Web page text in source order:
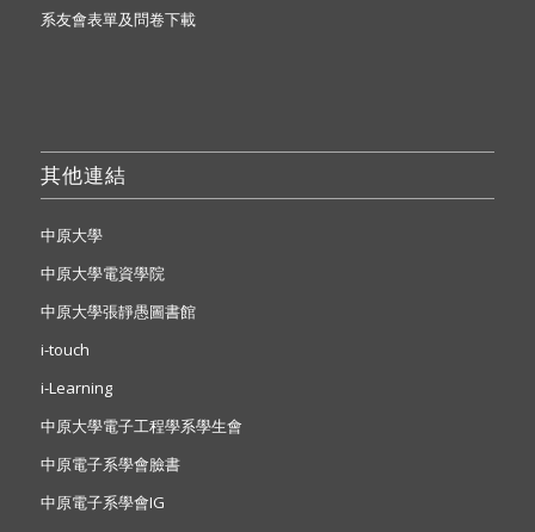
系友會表單及問卷下載
其他連結
中原大學
中原大學電資學院
中原大學張靜愚圖書館
i-touch
i-Learning
中原大學電子工程學系學生會
中原電子系學會臉書
中原電子系學會IG